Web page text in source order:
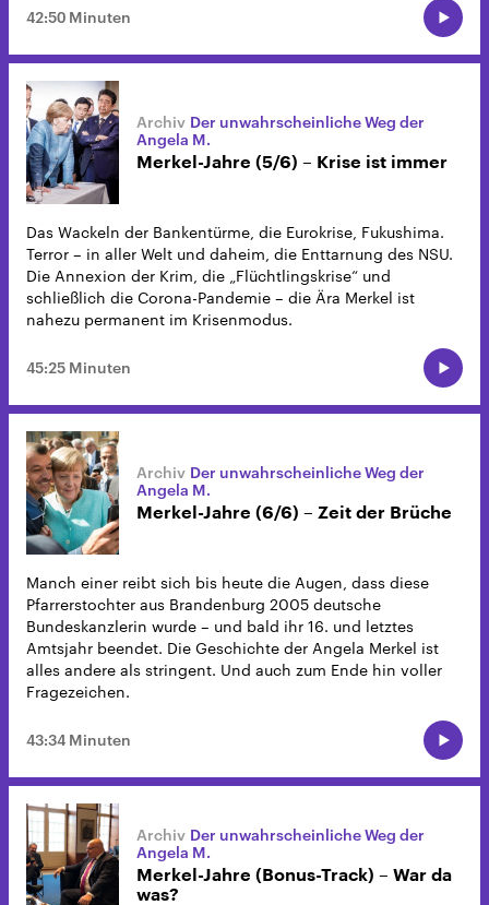
42:50 Minuten
Der unwahrscheinliche Weg der
Angela M.
Merkel-Jahre (5/6) – Krise ist immer
Das Wackeln der Bankentürme, die Eurokrise, Fukushima.
Terror – in aller Welt und daheim, die Enttarnung des NSU.
Die Annexion der Krim, die „Flüchtlingskrise“ und
schließlich die Corona-Pandemie – die Ära Merkel ist
nahezu permanent im Krisenmodus.
45:25 Minuten
Der unwahrscheinliche Weg der
Angela M.
Merkel-Jahre (6/6) – Zeit der Brüche
Manch einer reibt sich bis heute die Augen, dass diese
Pfarrerstochter aus Brandenburg 2005 deutsche
Bundeskanzlerin wurde – und bald ihr 16. und letztes
Amtsjahr beendet. Die Geschichte der Angela Merkel ist
alles andere als stringent. Und auch zum Ende hin voller
Fragezeichen.
43:34 Minuten
Der unwahrscheinliche Weg der
Angela M.
Merkel-Jahre (Bonus-Track) – War da
was?